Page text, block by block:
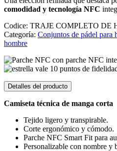
comodidad y tecnología NFC
Codice: TRAJE COMPLETO DE
Categoría: Conjuntos de pádel para
hombre
con parche NFC
vale 10 puntos de
Detalles del producto
Camiseta técnica de manga corta
Tejido ligero y transpirable.
Corte ergonómico y cómodo.
Parche NFC Smart Fit para
Personalizable con nombre y